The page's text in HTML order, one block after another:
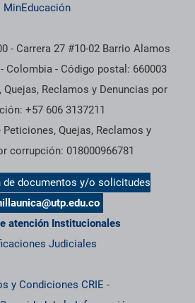
MinEducación
- Carrera 27 #10-02 Barrio Alamos
Colombia - Código postal: 660003
Reclamos y Denuncias por
+57 606 3137211
Quejas, Reclamos y
corrupción: 018000966781
de documentos y/o solicitudes
atención Institucionales
Judiciales
y Condiciones CRIE -